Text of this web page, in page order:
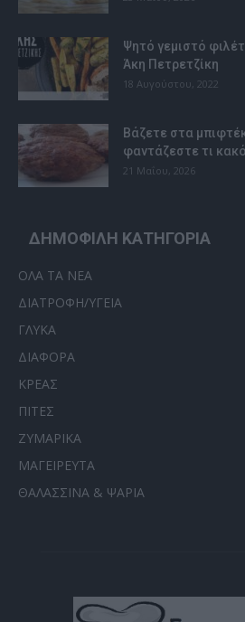
Ψητό γεμιστό
Άκη Πετρετζίκη
18 Αυγούστου, 2022
Βάζετε στα
φαντάζεστε τι
21 Μαΐου, 2026
ΔΗΜΟΦΙΛΗ ΚΑΤΗΓΟΡΙΑ
ΟΛΑ ΤΑ ΝΕΑ
ΔΙΑΤΡΟΦΗ/ΥΓΕΙΑ
ΓΛΥΚΑ
ΔΙΑΦΟΡΑ
ΚΡΕΑΣ
ΠΙΤΕΣ
ΖΥΜΑΡΙΚΑ
ΜΑΓΕΙΡΕΥΤΑ
ΘΑΛΑΣΣΙΝΑ & ΨΑΡΙΑ